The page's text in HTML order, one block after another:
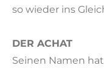
so wieder ins
DER ACHAT
Seinen Namen